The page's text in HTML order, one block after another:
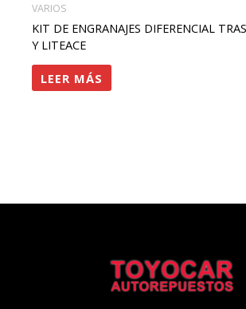
VARIOS
KIT DE ENGRANAJES DIFERENCIAL
Y LITEACE
LEER MÁS